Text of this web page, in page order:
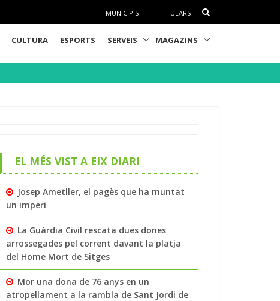
MUNICIPIS | TITULARS
CULTURA ESPORTS SERVEIS MAGAZINS
EL MÉS VIST A EIX DIARI
Josep Ametller, el pagès que ha muntat
un imperi
La Guàrdia Civil rescata dues dones
arrossegades pel corrent davant la platja
del Home Mort de Sitges
Mor una dona de 76 anys en un
atropellament a la rambla de Sant Jordi de